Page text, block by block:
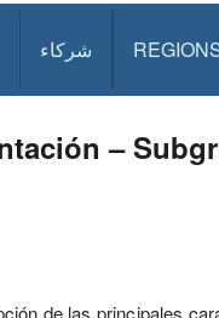
شركاء
–
de las principales